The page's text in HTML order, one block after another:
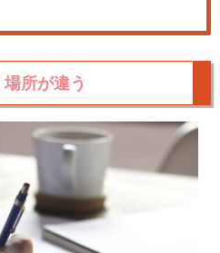
所が違う